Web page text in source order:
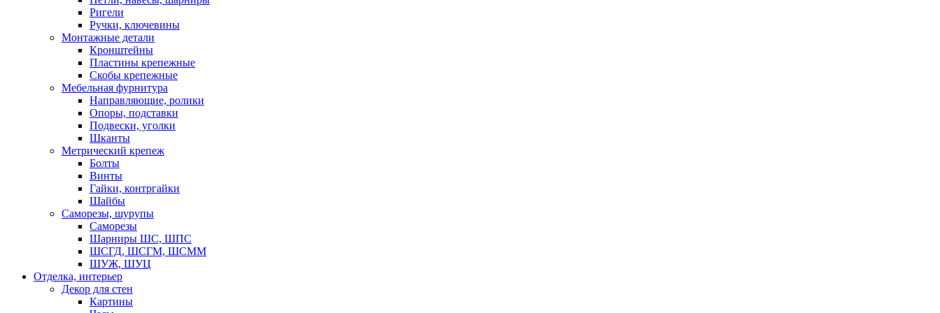
Ригели
Ручки, ключевины
Монтажные детали
Кронштейны
Пластины крепежные
Скобы крепежные
Мебельная фурнитура
Направляющие, ролики
Опоры, подставки
Подвески, уголки
Шканты
Метрический крепеж
Болты
Винты
Гайки, контргайки
Шайбы
Саморезы, шурупы
Саморезы
Шарниры ШС, ШПС
ШСГД, ШСГМ, ШСММ
ШУЖ, ШУЦ
Отделка, интерьер
Декор для стен
Картины